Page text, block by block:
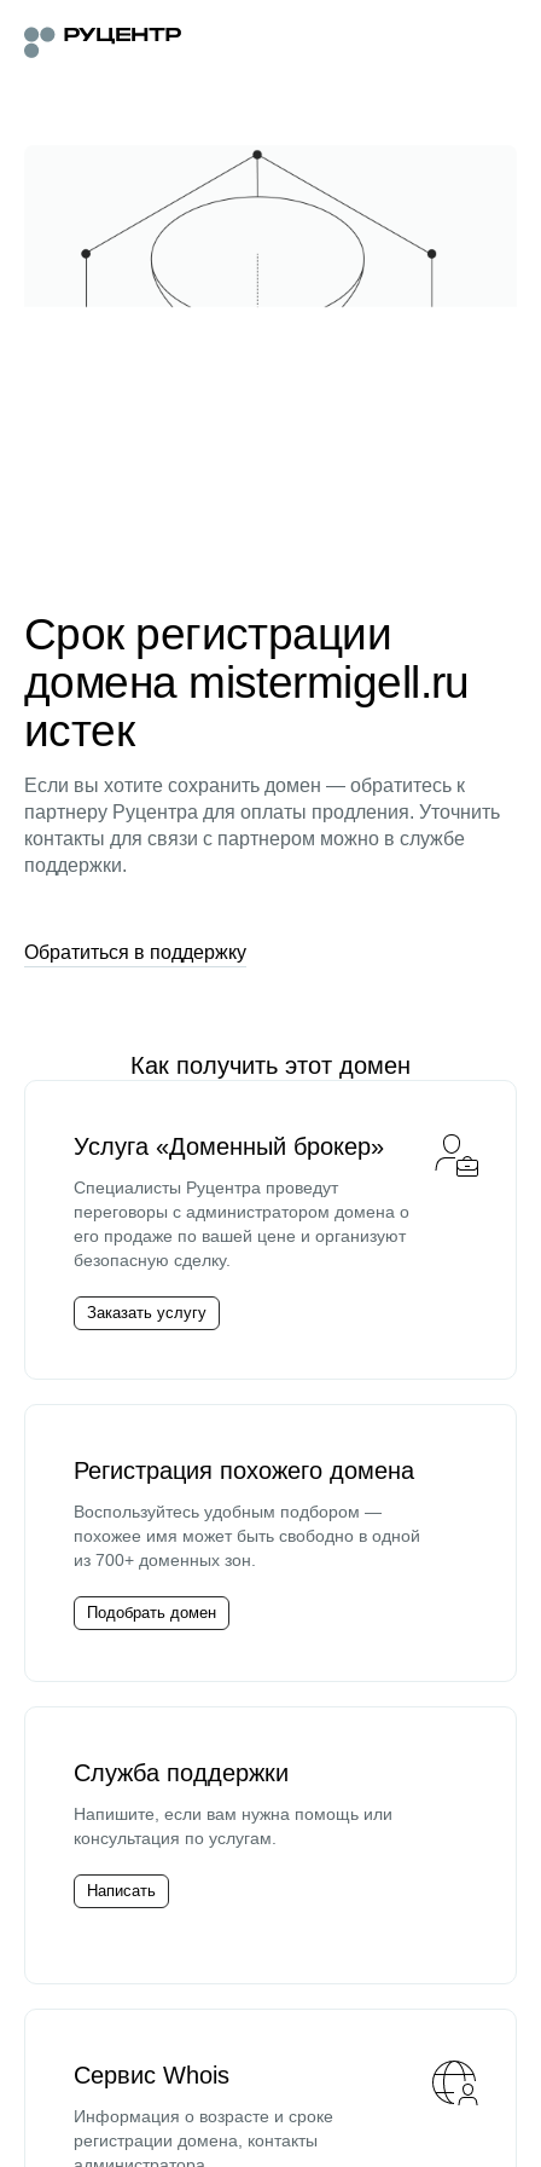
Срок регистрации
домена mistermigell.ru
истек
Если вы хотите сохранить домен — обратитесь к
партнеру Руцентра для оплаты продления. Уточнить
контакты для связи с партнером можно в службе
поддержки.
Обратиться в поддержку
Как получить этот домен
Услуга «Доменный брокер»
Специалисты Руцентра проведут
переговоры с администратором домена о
его продаже по вашей цене и организуют
безопасную сделку.
Заказать услугу
Регистрация похожего домена
Воспользуйтесь удобным подбором —
похожее имя может быть свободно в одной
из 700+ доменных зон.
Подобрать домен
Служба поддержки
Напишите, если вам нужна помощь или
консультация по услугам.
Написать
Сервис Whois
Информация о возрасте и сроке
регистрации домена, контакты